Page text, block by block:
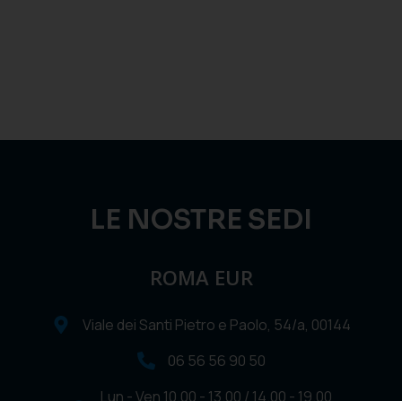
LE NOSTRE SEDI
ROMA EUR
Viale dei Santi Pietro e Paolo, 54/a, 00144
06 56 56 90 50
Lun - Ven 10.00 - 13.00 / 14.00 - 19.00